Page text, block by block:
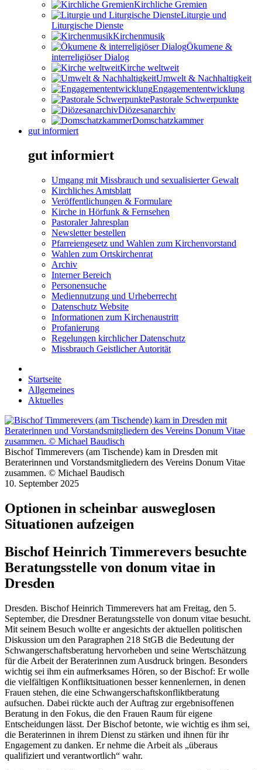
Kirchliche Gremien
Liturgie und
Liturgische Dienste
Kirchenmusik
Ökumene &
interreligiöser Dialog
Kirche weltweit
Umwelt & Nachhaltigkeit
Engagemententwicklung
Pastorale Schwerpunkte
Diözesanarchiv
Domschatzkammer
gut informiert
gut informiert
Umgang mit Missbrauch und sexualisierter Gewalt
Kirchliches Amtsblatt
Veröffentlichungen & Formulare
Kirche in Hörfunk & Fernsehen
Pastoraler Jahresplan
Newsletter bestellen
Pfarreiengesetz und Wahlen zum Kirchenvorstand
Wahlen zum Ortskirchenrat
Archiv
Interner Bereich
Personensuche
Mediennutzung und Urheberrecht
Datenschutz Website
Informationen zum Kirchenaustritt
Profanierung
Regelungen kirchlicher Datenschutz
Missbrauch Geistlicher Autorität
Startseite
Allgemeines
Aktuelles
Bischof Timmerevers (am Tischende) kam in Dresden mit
Beraterinnen und Vorstandsmitgliedern des Vereins Donum Vitae
zusammen. © Michael Baudisch
10. September 2025
Optionen in scheinbar ausweglosen
Situationen aufzeigen
Bischof Heinrich Timmerevers besuchte
Beratungsstelle von donum vitae in
Dresden
Dresden. Bischof Heinrich Timmerevers hat am Freitag, den 5.
September, die Dresdner Beratungsstelle von donum vitae besucht.
Mit seinem Besuch wollte er angesichts der aktuellen politischen
Diskussion um den Paragraphen 218 StGB die Bedeutung der
Schwangerschaftsberatung hervorheben und seine Wertschätzung
für die Arbeit der Beraterinnen zum Ausdruck bringen. Besonders
wichtig sei ihm ein aufmerksames Hören, so der Bischof: Er wolle
die vielfältigen Konfliktsituationen besser kennenlernen, in denen
Frauen stehen, die eine Schwangerschaftskonfliktberatung
aufsuchen. Dabei rückte auch der Auftrag zur ergebnisoffenen
Beratung in den Fokus, die den Frauen Raum für eigene
Entscheidungen lässt. Der Bischof betonte, wie wichtig es ihm sei,
die Beraterinnen in ihrem Dienst zu stärken und ihnen für ihr
Engagement zu danken. Er nehme die Arbeit als „überaus
qualifiziert und verantwortlich“ wahr.